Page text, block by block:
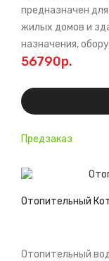
Предзаказ
предназначен
жилых домов и
назначения,
56790р.
Отопительный
Отопительный